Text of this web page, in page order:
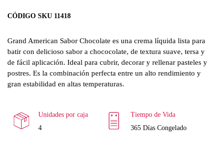
CÓDIGO SKU 11418
Grand American Sabor Chocolate es una crema líquida lista para
batir con delicioso sabor a chococolate, de textura suave, tersa y
de fácil aplicación. Ideal para cubrir, decorar y rellenar pasteles y
postres. Es la combinación perfecta entre un alto rendimiento y
gran estabilidad en altas temperaturas.
Unidades por caja
4
Tiempo de Vida
365 Días Congelado